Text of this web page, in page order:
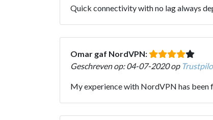
Quick connectivity with no lag always
Omar gaf NordVPN:
Geschreven op: 04-07-2020 op
My experience with NordVPN has been